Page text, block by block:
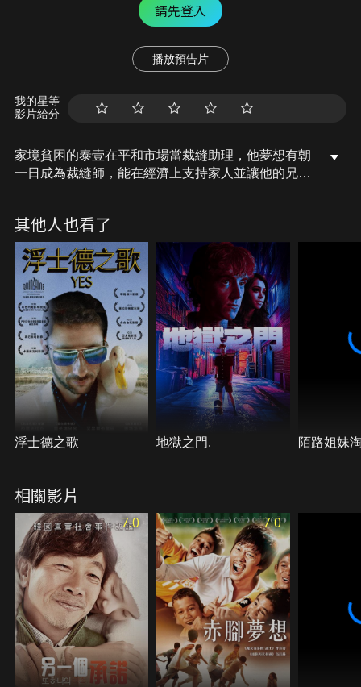
請先登入
播放預告片
我的星等
影片給分
家境貧困的泰壹在平和市場當裁縫助理，他夢想有朝
一日成為裁縫師，能在經濟上支持家人並讓他的兄弟
因為身處惡劣工作環境而吐血。22歲的泰壹決定為血
汗勞工發聲，義無反顧地為改善勞工待遇與環境而奉
獻生命！
其他人也看了
浮士德之歌 地獄之門. 陌路姐妹
相關影片
7.0 7.0